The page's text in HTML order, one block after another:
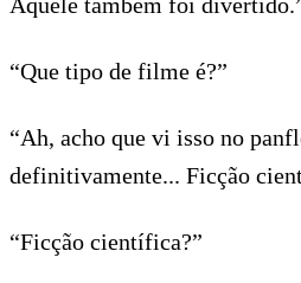
“Que tipo de filme é?”
“Ah, acho que vi isso no
definitivamente... Ficção
“Ficção científica?”